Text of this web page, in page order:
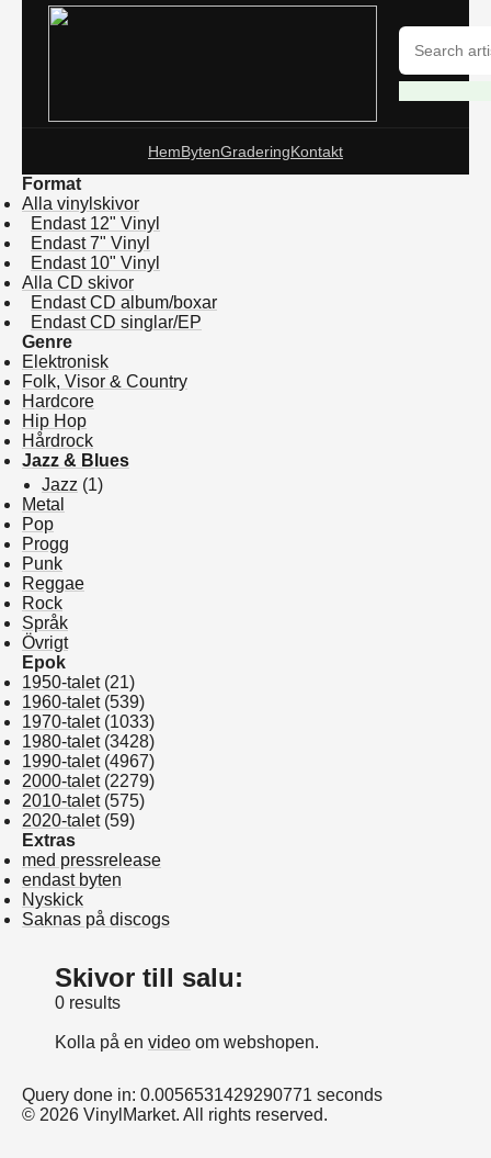
HemBytenGraderingKontakt
Format
Alla vinylskivor
Endast 12" Vinyl
Endast 7" Vinyl
Endast 10" Vinyl
Alla CD skivor
Endast CD album/boxar
Endast CD singlar/EP
Genre
Elektronisk
Folk, Visor & Country
Hardcore
Hip Hop
Hårdrock
Jazz & Blues
Jazz (1)
Metal
Pop
Progg
Punk
Reggae
Rock
Språk
Övrigt
Epok
1950-talet(21)
1960-talet(539)
1970-talet(1033)
1980-talet(3428)
1990-talet(4967)
2000-talet(2279)
2010-talet(575)
2020-talet(59)
Extras
med pressrelease
endast byten
Nyskick
Saknas på discogs
Skivor till salu:
0 results
Kolla på en video om webshopen.
Query done in: 0.0056531429290771 seconds
© 2026 VinylMarket. All rights reserved.